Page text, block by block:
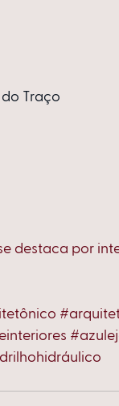
Traço
destaca por